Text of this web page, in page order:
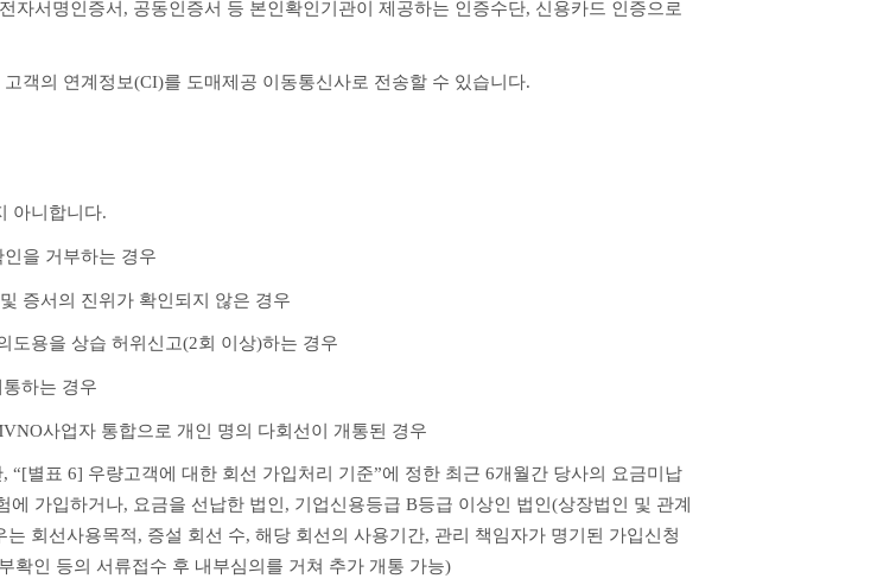
서명인증서, 공동인증서 등 본인확인기관이 제공하는 인증수단, 신용카드 인증으로
객의 연계정보(CI)를 도매제공 이동통신사로 전송할 수 있습니다.
아니합니다.
을 거부하는 경우
증서의 진위가 확인되지 않은 경우
도용을 상습 허위신고(2회 이상)하는 경우
하는 경우
사업자 통합으로 개인 명의 다회선이 개통된 경우
별표 6] 우량고객에 대한 회선 가입처리 기준”에 정한 최근 6개월간 당사의 요금미납
가입하거나, 요금을 선납한 법인, 기업신용등급 B등급 이상인 법인(상장법인 및 관계
회선사용목적, 증설 회선 수, 해당 회선의 사용기간, 관리 책임자가 명기된 가입신청
확인 등의 서류접수 후 내부심의를 거쳐 추가 개통 가능)